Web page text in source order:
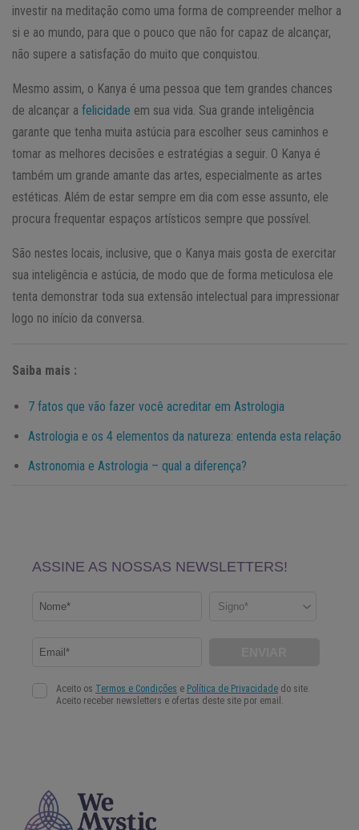
investir na meditação como uma forma de compreender melhor a
si e ao mundo, para que o pouco que não for capaz de alcançar,
não supere a satisfação do muito que conquistou.
Mesmo assim, o Kanya é uma pessoa que tem grandes chances
de alcançar a felicidade em sua vida. Sua grande inteligência
garante que tenha muita astúcia para escolher seus caminhos e
tomar as melhores decisões e estratégias a seguir. O Kanya é
também um grande amante das artes, especialmente as artes
estéticas. Além de estar sempre em dia com esse assunto, ele
procura frequentar espaços artísticos sempre que possível.
São nestes locais, inclusive, que o Kanya mais gosta de exercitar
sua inteligência e astúcia, de modo que de forma meticulosa ele
tenta demonstrar toda sua extensão intelectual para impressionar
logo no início da conversa.
Saiba mais :
7 fatos que vão fazer você acreditar em Astrologia
Astrologia e os 4 elementos da natureza: entenda esta relação
Astronomia e Astrologia – qual a diferença?